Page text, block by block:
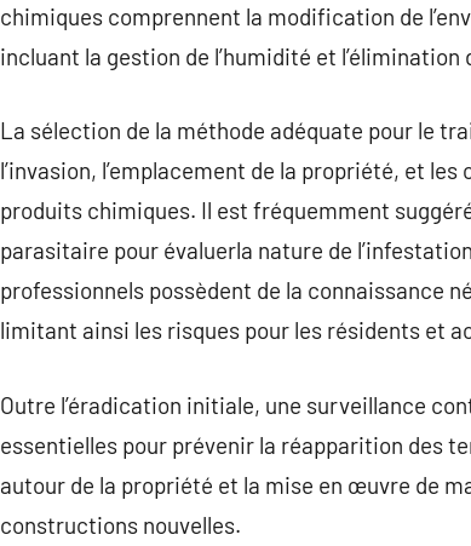
chimiques comprennent la modification de
incluant la gestion de l’humidité et
La sélection de la méthode adéquate pour le
l’invasion, l’emplacement de la propriété, et
produits chimiques. Il est fréquemment
parasitaire pour évaluerla nature de
professionnels possèdent de la connaissance
limitant ainsi les risques pour les résidents et
Outre l’éradication initiale, une surveillance
essentielles pour prévenir la réapparition des
autour de la propriété et la mise en œuvre de
constructions nouvelles.